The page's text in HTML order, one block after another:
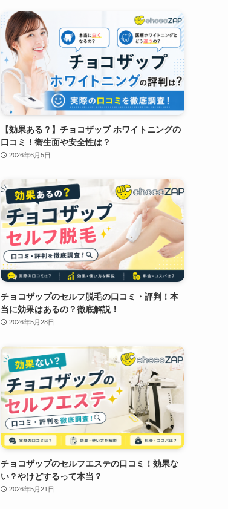
【効果ある？】チョコザップ ホワイトニングの
口コミ！衛生面や安全性は？
2026年6月5日
チョコザップのセルフ脱毛の口コミ・評判！本
当に効果はあるの？徹底解説！
2026年5月28日
チョコザップのセルフエステの口コミ！効果な
い？やけどするって本当？
2026年5月21日